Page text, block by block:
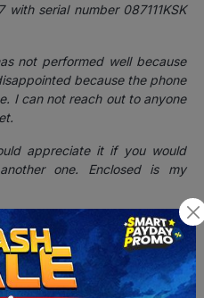
serial number 087111KSK
not performed well because
because the phone
I can not reach out to anyone
appreciate it if you would
one. Enclosed is my
problem. Please contact me
at bagas@email.com